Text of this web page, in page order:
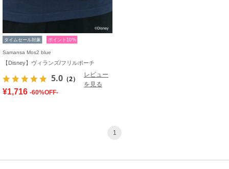
タイムセール対象 ポイント10%
Samansa Mos2 blue
【Disney】ヴィランズ/フリルポーチ
5.0 （2）
レビュー
を見る
¥1,716 -60%OFF-
1